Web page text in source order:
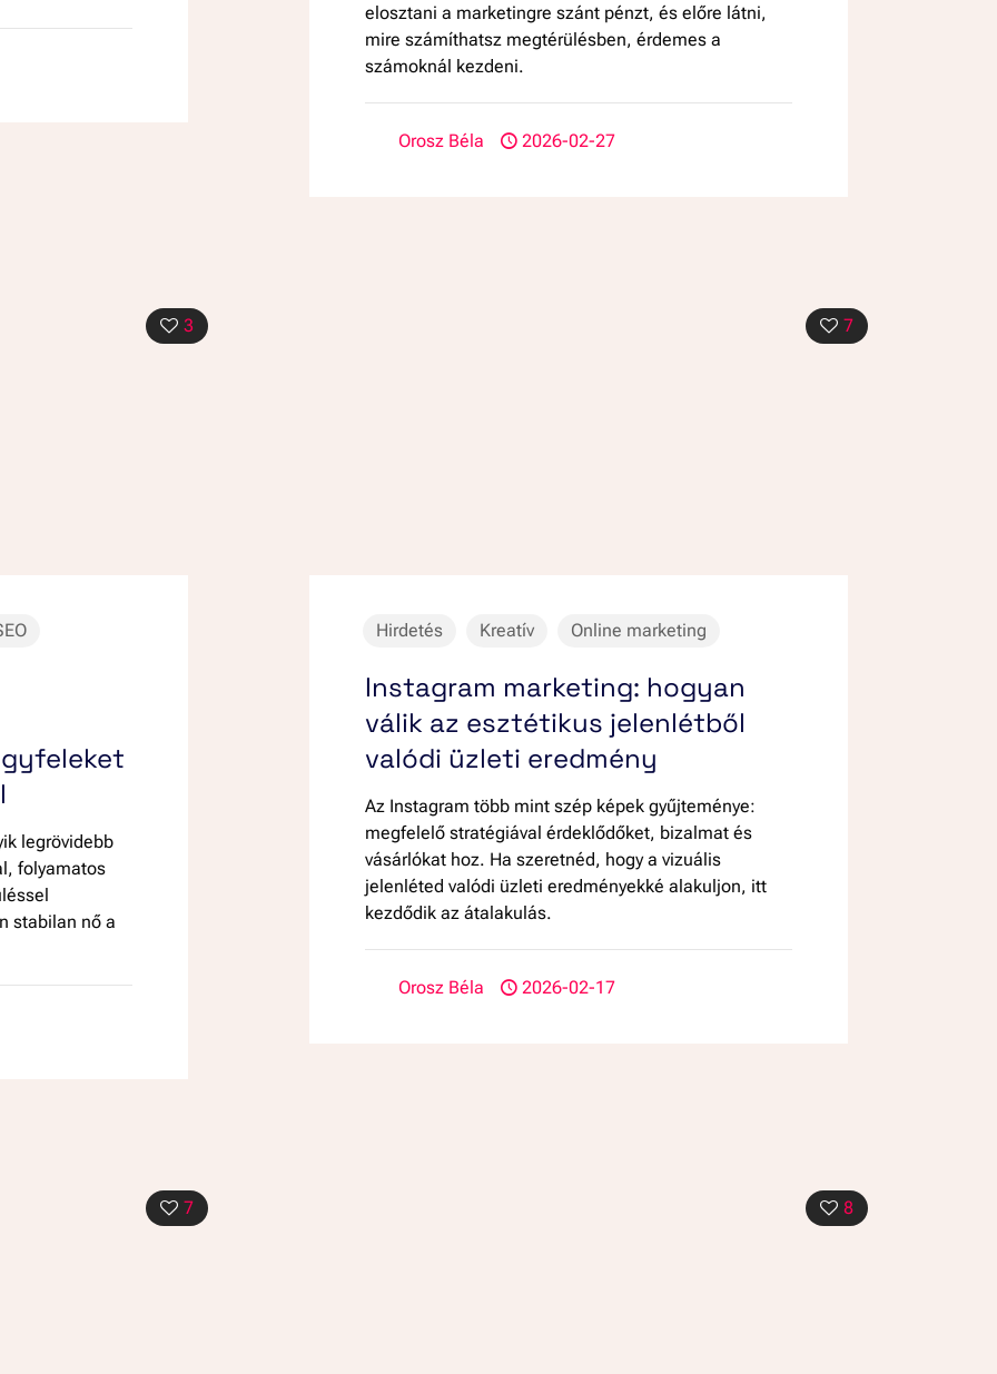
elosztani a marketingre szánt pénzt, és előre látni,
mire számíthatsz megtérülésben, érdemes a
számoknál kezdeni.
Orosz Béla 2026-02-27
3
legrövidebb
folyamatos
stabilan nő a
7
Hirdetés Kreatív Online marketing
Instagram marketing: hogyan
válik az esztétikus jelenlétből
valódi üzleti eredmény
Az Instagram több mint szép képek gyűjteménye:
megfelelő stratégiával érdeklődőket, bizalmat és
vásárlókat hoz. Ha szeretnéd, hogy a vizuális
jelenléted valódi üzleti eredményekké alakuljon, itt
kezdődik az átalakulás.
Orosz Béla 2026-02-17
7 8